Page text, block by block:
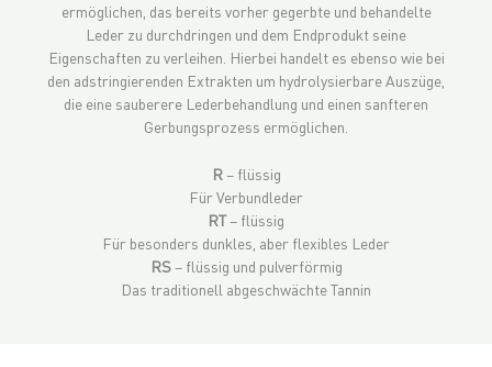
ermöglichen, das bereits vorher gegerbte und behandelte
Leder zu durchdringen und dem Endprodukt seine
Eigenschaften zu verleihen. Hierbei handelt es ebenso wie bei
den adstringierenden Extrakten um hydrolysierbare Auszüge,
die eine sauberere Lederbehandlung und einen sanfteren
Gerbungsprozess ermöglichen.
R– flüssig
Für Verbundleder
RT– flüssig
Für besonders dunkles, aber flexibles Leder
RS– flüssig und pulverförmig
Das traditionell abgeschwächte Tannin